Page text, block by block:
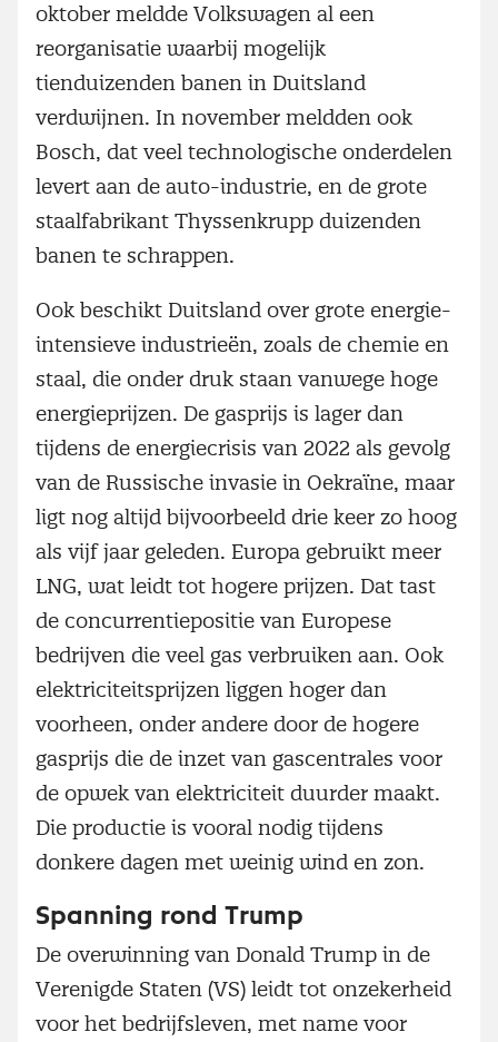
oktober meldde Volkswagen al een
reorganisatie waarbij mogelijk
tienduizenden banen in Duitsland
verdwijnen. In november meldden ook
Bosch, dat veel technologische onderdelen
levert aan de auto-industrie, en de grote
staalfabrikant Thyssenkrupp duizenden
banen te schrappen.
Ook beschikt Duitsland over grote energie-
intensieve industrieën, zoals de chemie en
staal, die onder druk staan vanwege hoge
energieprijzen. De gasprijs is lager dan
tijdens de energiecrisis van 2022 als gevolg
van de Russische invasie in Oekraïne, maar
ligt nog altijd bijvoorbeeld drie keer zo hoog
als vijf jaar geleden. Europa gebruikt meer
LNG, wat leidt tot hogere prijzen. Dat tast
de concurrentiepositie van Europese
bedrijven die veel gas verbruiken aan. Ook
elektriciteitsprijzen liggen hoger dan
voorheen, onder andere door de hogere
gasprijs die de inzet van gascentrales voor
de opwek van elektriciteit duurder maakt.
Die productie is vooral nodig tijdens
donkere dagen met weinig wind en zon.
Spanning rond Trump
De overwinning van Donald Trump in de
Verenigde Staten (VS) leidt tot onzekerheid
voor het bedrijfsleven, met name voor